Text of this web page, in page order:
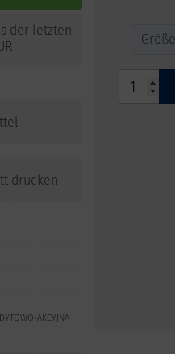
der letzten
drucken
AKCYJNA
Größe
Größe